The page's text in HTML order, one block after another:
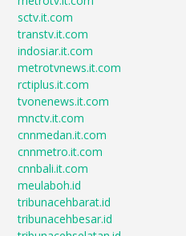
sctv.it.com
transtv.it.com
indosiar.it.com
metrotvnews.it.com
rctiplus.it.com
tvonenews.it.com
mnctv.it.com
cnnmedan.it.com
cnnmetro.it.com
cnnbali.it.com
meulaboh.id
tribunacehbarat.id
tribunacehbesar.id